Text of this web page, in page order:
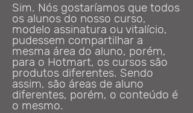
Sim. Nós gostaríamos que todos
os alunos do nosso curso,
modelo assinatura ou vitalício,
pudessem compartilhar a
mesma área do aluno, porém,
para o Hotmart, os cursos são
produtos diferentes. Sendo
assim, são áreas de aluno
diferentes, porém, o conteúdo é
o mesmo.